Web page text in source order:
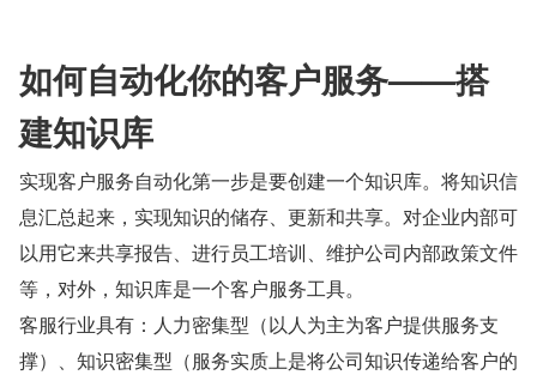
如何自动化你的客户服务——搭
建知识库
实现客户服务自动化第一步是要创建一个知识库。将知识信
息汇总起来，实现知识的储存、更新和共享。对企业内部可
以用它来共享报告、进行员工培训、维护公司内部政策文件
等，对外，知识库是一个客户服务工具。
客服行业具有：人力密集型（以人为主为客户提供服务支
撑）、知识密集型（服务实质上是将公司知识传递给客户的